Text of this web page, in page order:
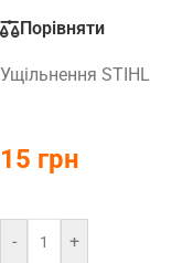
Порівняти
Ущільнення STIHL
15 грн
- +